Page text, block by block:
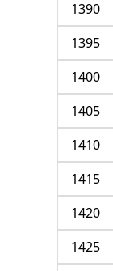
1390
1395
1400
1405
1410
1415
1420
1425